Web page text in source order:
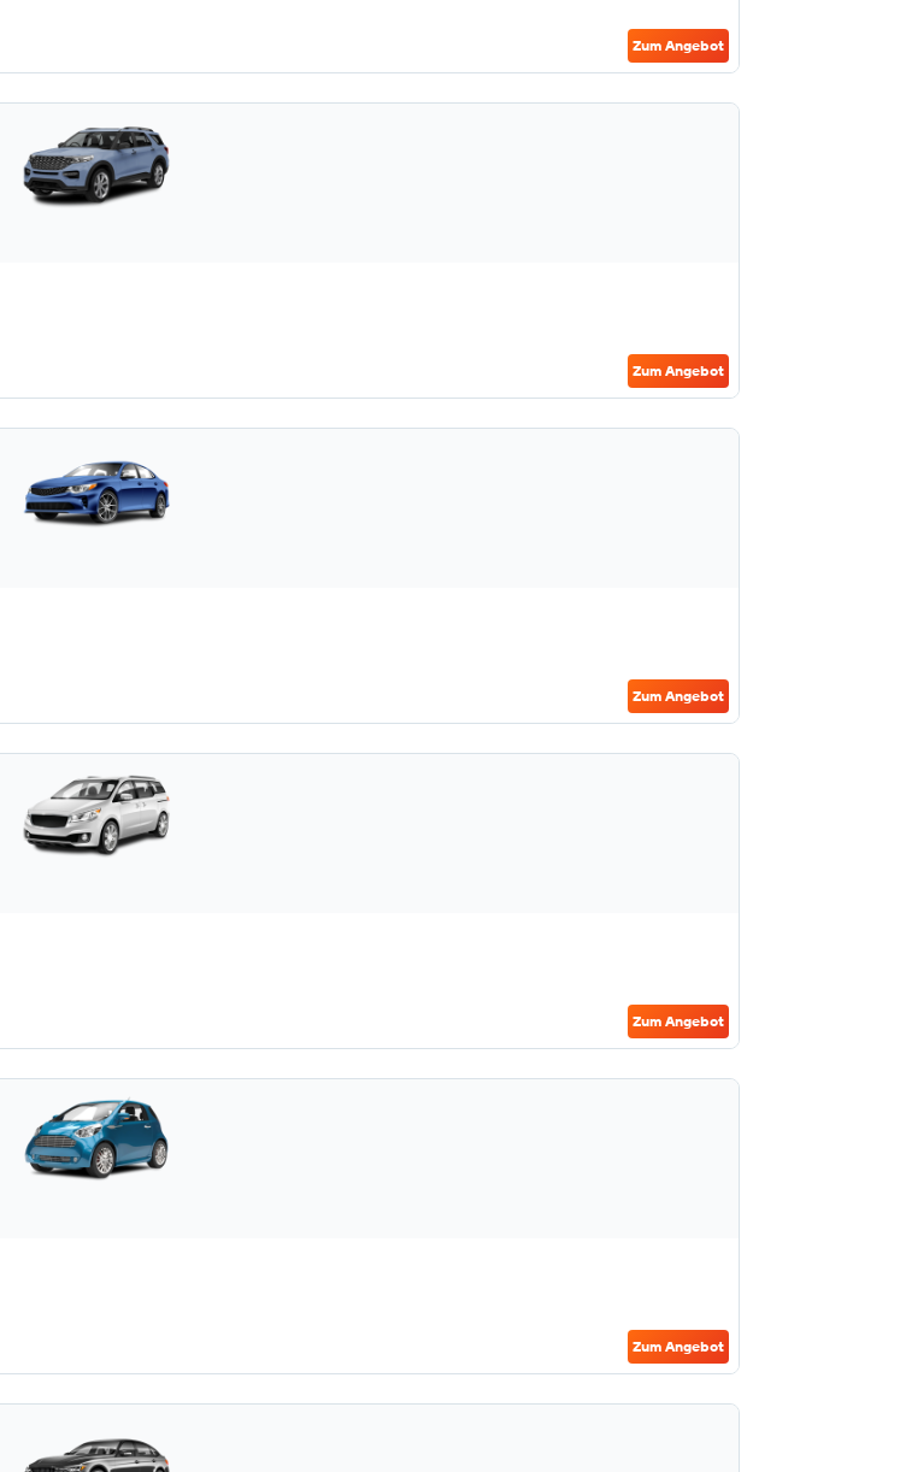
Zum Angebot
Zum Angebot
Zum Angebot
Zum Angebot
Zum Angebot